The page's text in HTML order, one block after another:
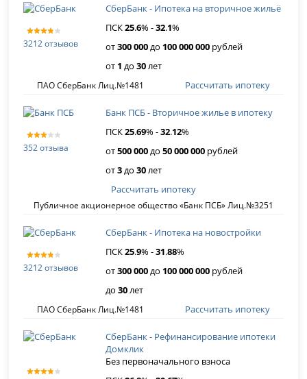
3212 отзывов
СберБанк - Ипотека на вторичное жильё
ПСК25.6% -32.1%
от300 000до 100 000 000 рублей
от 1 до30лет
ПАО СберБанк Лиц.№1481 Рассчитать ипотеку
352 отзыва
Банк ПСБ - Вторичное жилье в ипотеку
ПСК25.69% -32.12%
от500 000до50 000 000 рублей
от3до30лет
Публичное акционерное общество «Банк ПСБ» Лиц.№3251
Рассчитать ипотеку
3212 отзывов
СберБанк - Ипотека на новостройки
ПСК25.9% -31.88%
от300 000до 100 000 000 рублей
до30лет
ПАО СберБанк Лиц.№1481 Рассчитать ипотеку
СберБанк - Рефинансирование ипотеки
Домклик
Без первоначального взноса